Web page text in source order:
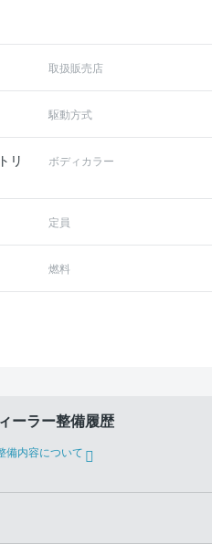
取扱販売店
駆動方式
リ
ボディカラー
定員
燃料
ーラー整備履歴
備内容について